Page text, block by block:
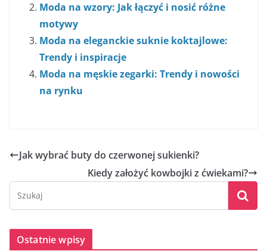
Moda na wzory: Jak łączyć i nosić różne
motywy
Moda na eleganckie suknie koktajlowe:
Trendy i inspiracje
Moda na męskie zegarki: Trendy i nowości
na rynku
Jak wybrać buty do czerwonej sukienki?
Kiedy założyć kowbojki z ćwiekami?
Ostatnie wpisy